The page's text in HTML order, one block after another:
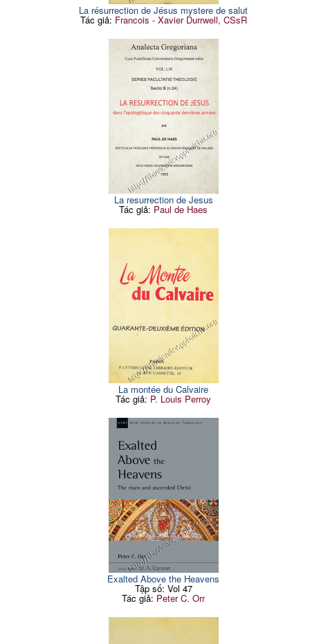
La résurrection de Jésus mystere de salut
Tác giả: Francois - Xavier Durrwell, CSsR
La resurrection de Jesus
Tác giả: Paul de Haes
La montée du Calvaire
Tác giả: P. Louis Perroy
Exalted Above the Heavens
Tập số: Vol 47
Tác giả: Peter C. Orr